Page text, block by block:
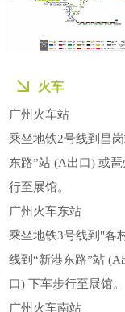
火车
广州火车站
乘坐地铁2号线到昌
东路”站 (A出口) 或
行至展馆。
广州火车东站
乘坐地铁3号线到"客
线到“新港东路”站
口) 下车步行至展馆。
广州火车南站